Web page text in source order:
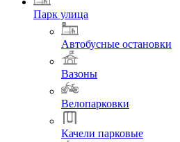
Парк улица
Автобусные остановки
Вазоны
Велопарковки
Качели парковые